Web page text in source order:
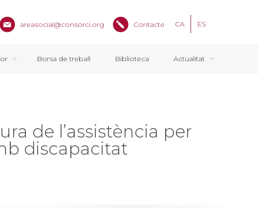
Borsa de treball Biblioteca Actualitat
areasocial@consorci.org Contacte CA ES
de l’assistència per
discapacitat